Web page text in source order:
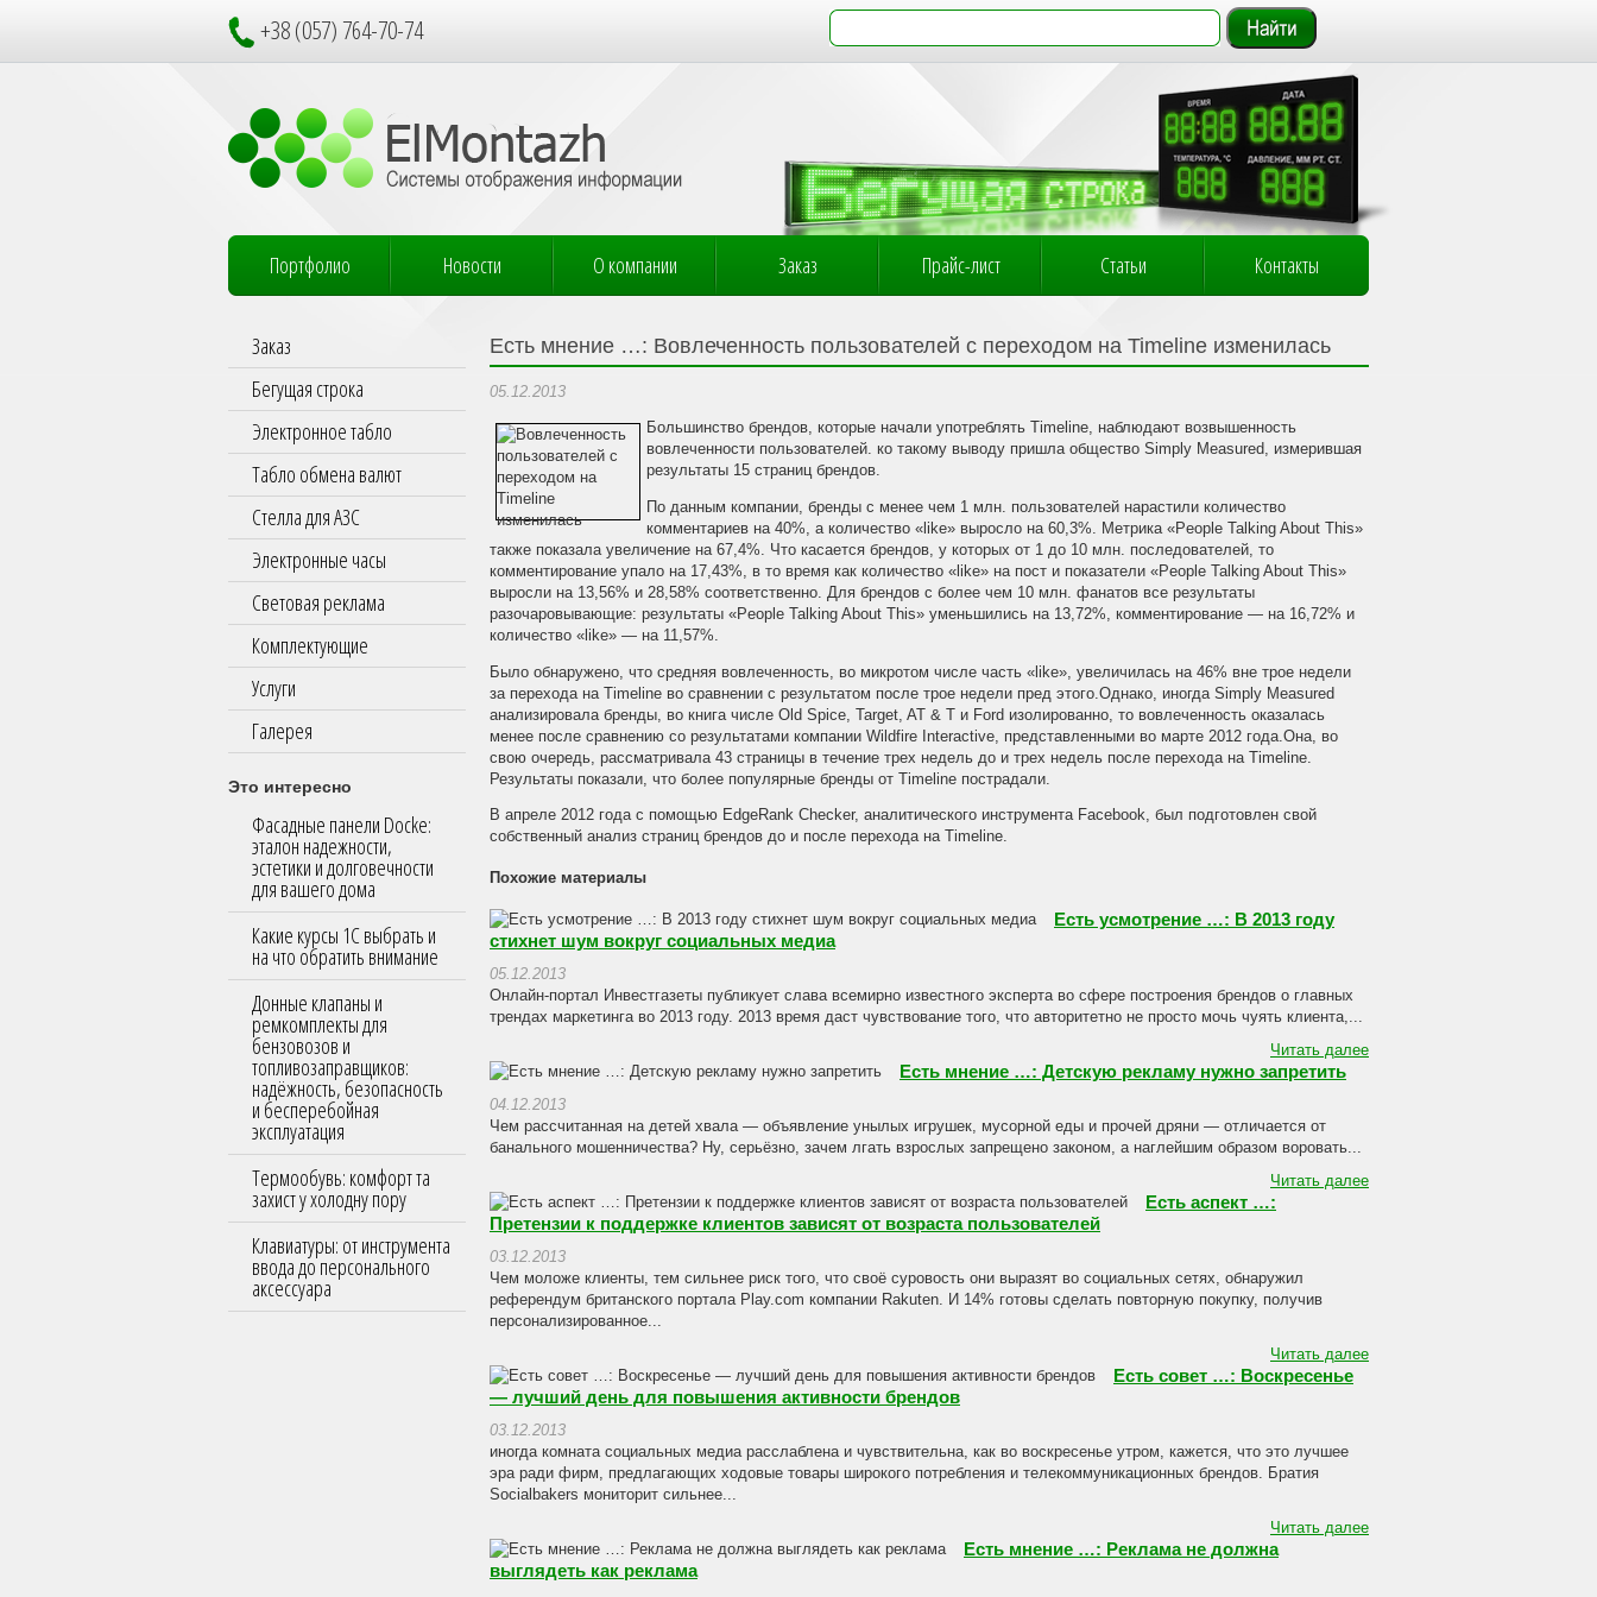
+38 (057) 764-70-74
Портфолио Новости О компании Заказ Прайс-лист Статьи Контакты
Заказ
Бегущая строка
Электронное табло
Табло обмена валют
Стелла для АЗС
Электронные часы
Световая реклама
Комплектующие
Услуги
Галерея
Это интересно
Фасадные панели Docke:
эталон надежности,
эстетики и долговечности
для вашего дома
Какие курсы 1С выбрать и
на что обратить внимание
Донные клапаны и
ремкомплекты для
бензовозов и
топливозаправщиков:
надёжность, безопасность
и бесперебойная
эксплуатация
Термообувь: комфорт та
захист у холодну пору
Клавиатуры: от инструмента
ввода до персонального
аксессуара
Есть мнение …: Вовлеченность пользователей с переходом на Timeline изменилась
05.12.2013
Большинство брендов, которые начали употреблять Timeline, наблюдают возвышенность
вовлеченности пользователей. ко такому выводу пришла общество Simply Measured, измерившая
результаты 15 страниц брендов.
По данным компании, бренды с менее чем 1 млн. пользователей нарастили количество
комментариев на 40%, а количество «like» выросло на 60,3%. Метрика «People Talking About This»
также показала увеличение на 67,4%. Что касается брендов, у которых от 1 до 10 млн. последователей, то
комментирование упало на 17,43%, в то время как количество «like» на пост и показатели «People Talking About This»
выросли на 13,56% и 28,58% соответственно. Для брендов с более чем 10 млн. фанатов все результаты
разочаровывающие: результаты «People Talking About This» уменьшились на 13,72%, комментирование — на 16,72% и
количество «like» — на 11,57%.
Было обнаружено, что средняя вовлеченность, во микротом числе часть «like», увеличилась на 46% вне трое недели
за перехода на Timeline во сравнении c результатом после трое недели пред этого.Однако, иногда Simply Measured
анализировала бренды, во книга числе Old Spice, Target, AT & T и Ford изолированно, то вовлеченность оказалась
менее после сравнению со результатами компании Wildfire Interactive, представленными во марте 2012 года.Она, во
свою очередь, рассматривала 43 страницы в течение трех недель до и трех недель после перехода на Timeline.
Результаты показали, что более популярные бренды от Timeline пострадали.
В апреле 2012 года с помощью EdgeRank Checker, аналитического инструмента Facebook, был подготовлен свой
собственный анализ страниц брендов до и после перехода на Timeline.
Похожие материалы
Есть усмотрение …: В 2013 году
стихнет шум вокруг социальных медиа
05.12.2013
Онлайн-портал Инвестгазеты публикует слава всемирно известного эксперта во сфере построения брендов о главных
трендах маркетинга во 2013 году. 2013 время даст чувствование того, что авторитетно не просто мочь чуять клиента,...
Читать далее
Есть мнение …: Детскую рекламу нужно запретить
04.12.2013
Чем рассчитанная на детей хвала — объявление унылых игрушек, мусорной еды и прочей дряни — отличается от
банального мошенничества? Ну, серьёзно, зачем лгать взрослых запрещено законом, а наглейшим образом воровать...
Читать далее
Есть аспект …:
Претензии к поддержке клиентов зависят от возраста пользователей
03.12.2013
Чем моложе клиенты, тем сильнее риск того, что своё суровость они выразят во социальных сетях, обнаружил
референдум британского портала Play.com компании Rakuten. И 14% готовы сделать повторную покупку, получив
персонализированное...
Читать далее
Есть совет …: Воскресенье
— лучший день для повышения активности брендов
03.12.2013
иногда комната социальных медиа расслаблена и чувствительна, как во воскресенье утром, кажется, что это лучшее
эра ради фирм, предлагающих ходовые товары широкого потребления и телекоммуникационных брендов. Братия
Socialbakers мониторит сильнее...
Читать далее
Есть мнение …: Реклама не должна
выглядеть как реклама